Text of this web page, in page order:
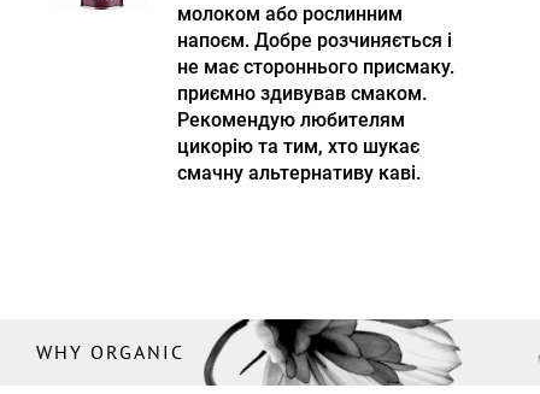
молоком або рослинним
напоєм. Добре розчиняється і
не має стороннього присмаку.
приємно здивував смаком.
Рекомендую любителям
цикорію та тим, хто шукає
смачну альтернативу каві.
WHY ORGANIC